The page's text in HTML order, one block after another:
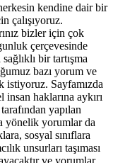
kendine dair bir
çalışıyoruz.
bizler için çok
çerçevesinde
bir tartışma
bazı yorum ve
istiyoruz. Sayfamızda
haklarına aykırı
yapılan
yönelik yorumlar da
sosyal sınıflara
unsurları taşıması
ve yorumlar